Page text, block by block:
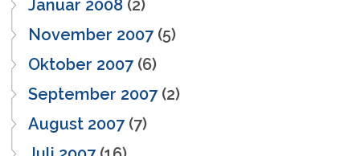
Januar 2008 (2)
November 2007(5)
Oktober 2007(6)
September 2007(2)
August 2007(7)